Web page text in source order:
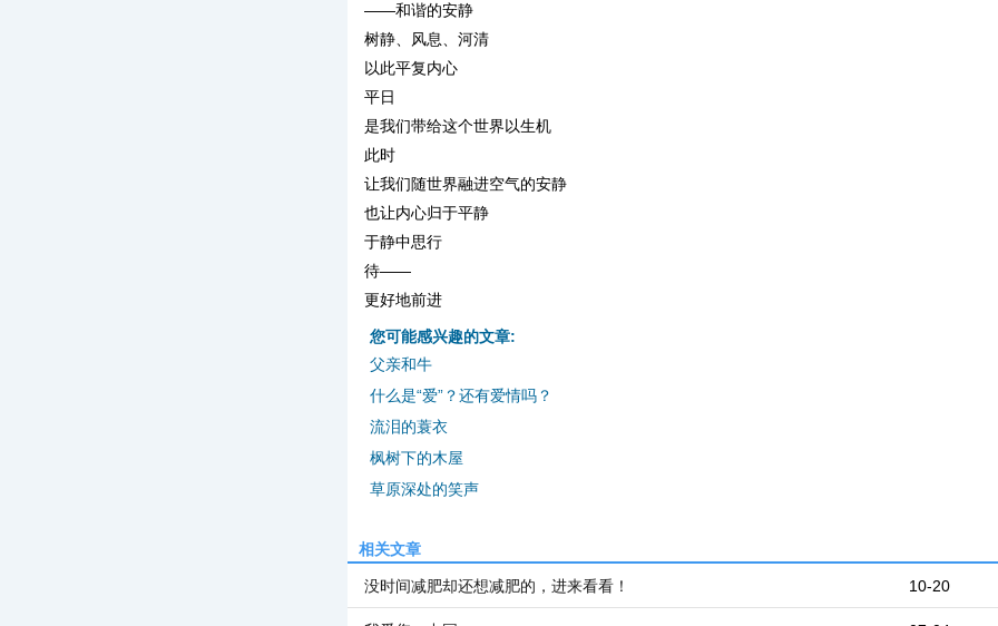
——和谐的安静
树静、风息、河清
以此平复内心
平日
是我们带给这个世界以生机
此时
让我们随世界融进空气的安静
也让内心归于平静
于静中思行
待——
更好地前进
您可能感兴趣的文章:
父亲和牛
什么是“爱”？还有爱情吗？
流泪的蓑衣
枫树下的木屋
草原深处的笑声
相关文章
10-20
没时间减肥却还想减肥的，进来看看！